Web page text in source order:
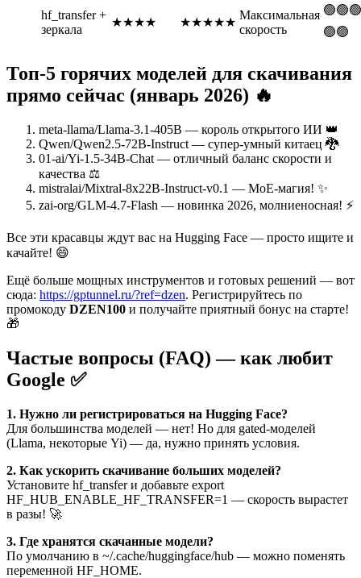
hf_transfer +
зеркала
★★★★ ★★★★★
Максимальная
скорость
🟢🟢🟢
🟢🟢
Топ-5 горячих моделей для скачивания
прямо сейчас (январь 2026) 🔥
meta-llama/Llama-3.1-405B — король открытого ИИ 👑
Qwen/Qwen2.5-72B-Instruct — супер-умный китаец 🐉
01-ai/Yi-1.5-34B-Chat — отличный баланс скорости и
качества ⚖️
mistralai/Mixtral-8x22B-Instruct-v0.1 — MoE-магия! ✨
zai-org/GLM-4.7-Flash — новинка 2026, молниеносная! ⚡
Все эти красавцы ждут вас на Hugging Face — просто ищите и
качайте! 😄
Ещё больше мощных инструментов и готовых решений — вот
сюда: https://gptunnel.ru/?ref=dzen. Регистрируйтесь по
промокоду DZEN100 и получайте приятный бонус на старте!
🎁
Частые вопросы (FAQ) — как любит
Google ✅
1. Нужно ли регистрироваться на Hugging Face?
Для большинства моделей — нет! Но для gated-моделей
(Llama, некоторые Yi) — да, нужно принять условия.
2. Как ускорить скачивание больших моделей?
Установите hf_transfer и добавьте export
HF_HUB_ENABLE_HF_TRANSFER=1 — скорость вырастет
в разы! 🚀
3. Где хранятся скачанные модели?
По умолчанию в ~/.cache/huggingface/hub — можно поменять
переменной HF_HOME.